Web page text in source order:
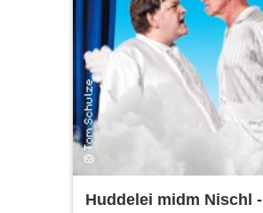
Huddelei midm Nischl -